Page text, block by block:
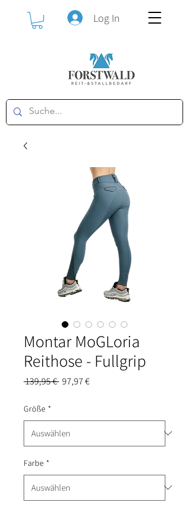
Log In
Montar MoGLoria
Reithose - Fullgrip
139,95 € Standardpreis
97,97 €Sale-
Größe *
Farbe *